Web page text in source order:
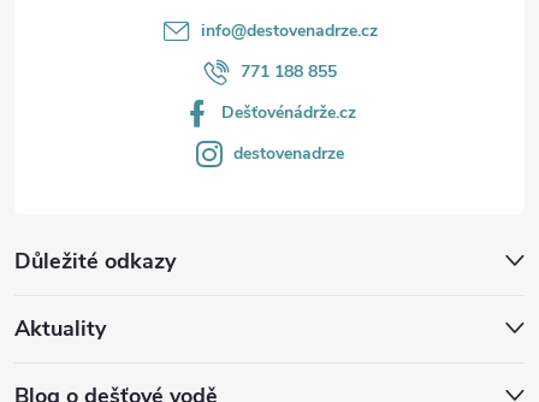
Důležité odkazy
Aktuality
info@destovenadrze.cz
771 188 855
Dešťovénádrže.cz
destovenadrze